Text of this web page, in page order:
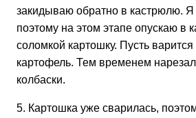
закидываю обратно в кастрюлю.
поэтому на этом этапе опускаю в
соломкой картошку. Пусть варится
картофель. Тем временем
колбаски.
5. Картошка уже сварилась,